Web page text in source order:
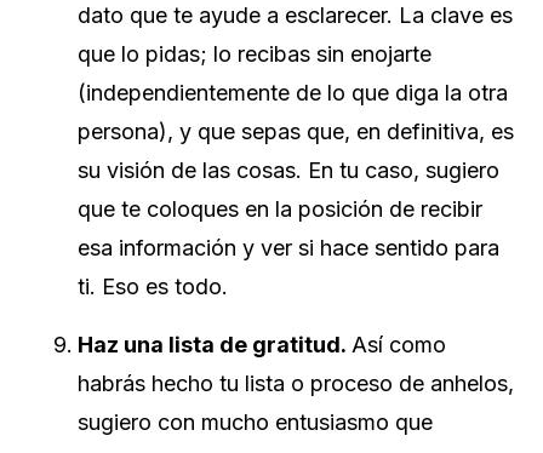
dato que te ayude a esclarecer. La clave es
que lo pidas; lo recibas sin enojarte
(independientemente de lo que diga la otra
persona), y que sepas que, en definitiva, es
su visión de las cosas. En tu caso, sugiero
que te coloques en la posición de recibir
esa información y ver si hace sentido para
ti. Eso es todo.
Haz una lista de gratitud. Así como
habrás hecho tu lista o proceso de anhelos,
sugiero con mucho entusiasmo que